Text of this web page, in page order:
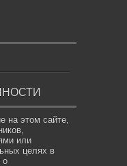
на этом сайте,
или
целях в
о